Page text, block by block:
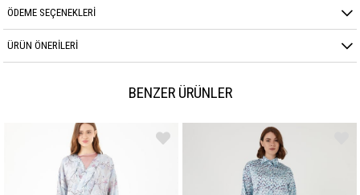
ÖDEME SEÇENEKLERI
ÜRÜN ÖNERILERI
BENZER ÜRÜNLER